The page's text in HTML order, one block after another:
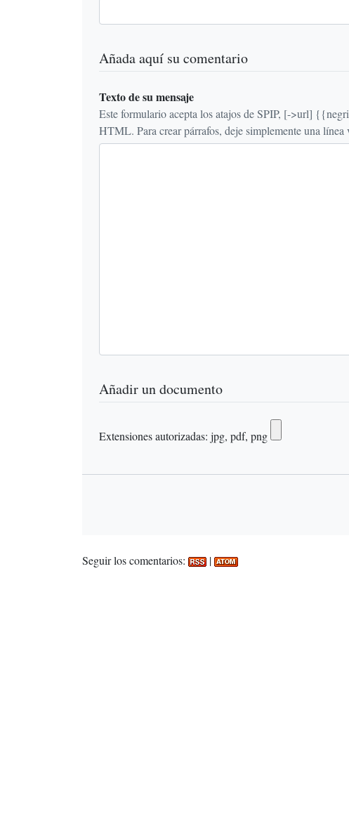
Añada aquí su comentario
Texto de su mensaje
Este formulario acepta los atajos de SPIP, [->url] {{negrita}}
HTML. Para crear párrafos, deje simplemente una línea
Añadir un documento
Extensiones autorizadas: jpg, pdf, png
Seguir los comentarios: |